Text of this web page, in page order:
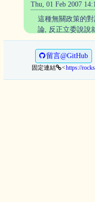
Thu, 01 Feb 2007
這種無關政策的
論, 反正立委說說
留言@GitHub
固定連結 <https://